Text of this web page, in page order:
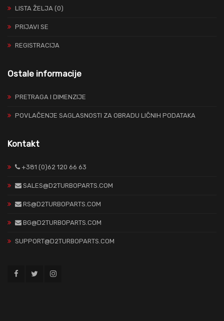
LISTA ŽELJA (0)
PRIJAVI SE
REGISTRACIJA
Ostale informacije
PRETRAGA I DIMENZIJE
POVLAČENJE SAGLASNOSTI ZA OBRADU LIČNIH PODATAKA
Kontakt
+381 (0)62 120 66 63
SALES@D2TURBOPARTS.COM
RS@D2TURBOPARTS.COM
BG@D2TURBOPARTS.COM
SUPPORT@D2TURBOPARTS.COM